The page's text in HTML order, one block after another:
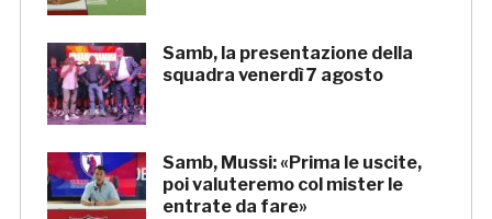
Samb, la presentazione della
squadra venerdì 7 agosto
Samb, Mussi: «Prima le uscite,
poi valuteremo col mister le
entrate da fare»